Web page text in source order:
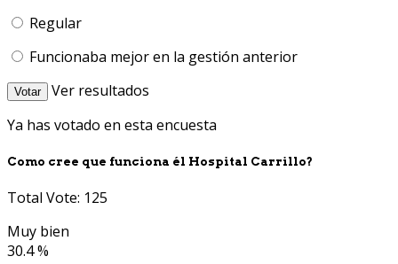
Regular
Funcionaba mejor en la gestión anterior
Votar
Ver resultados
Ya has votado en esta encuesta
Como cree que funciona él Hospital Carrillo?
Total Vote: 125
Muy bien
30.4 %